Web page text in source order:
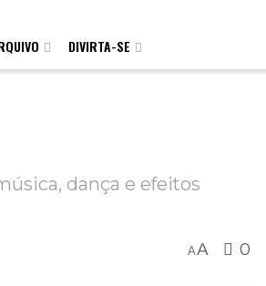
DIVIRTA-SE
dança e efeitos
AA 0